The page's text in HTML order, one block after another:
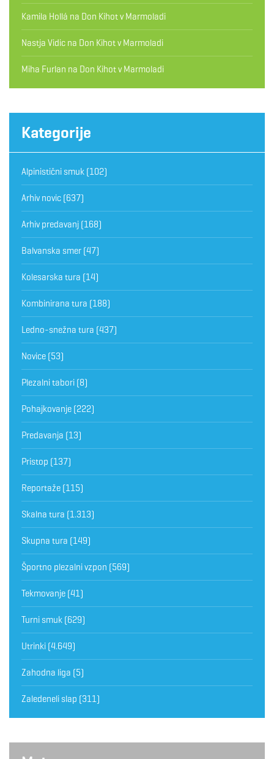
Kamila Hollá na Don Kihot v Marmoladi
Nastja Vidic na Don Kihot v Marmoladi
Miha Furlan na Don Kihot v Marmoladi
Kategorije
Alpinistični smuk (102)
Arhiv novic (637)
Arhiv predavanj (168)
Balvanska smer (47)
Kolesarska tura (14)
Kombinirana tura (188)
Ledno-snežna tura (437)
Novice (53)
Plezalni tabori (8)
Pohajkovanje (222)
Predavanja (13)
Pristop (137)
Reportaže (115)
Skalna tura (1.313)
Skupna tura (149)
Športno plezalni vzpon (569)
Tekmovanje (41)
Turni smuk (629)
Utrinki (4.649)
Zahodna liga (5)
Zaledeneli slap (311)